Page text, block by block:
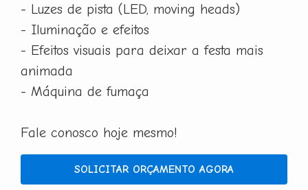
- Luzes de pista (LED, moving heads)
- Iluminação e efeitos
- Efeitos visuais para deixar a festa mais
animada
- Máquina de fumaça
Fale conosco hoje mesmo!
SOLICITAR ORÇAMENTO AGORA